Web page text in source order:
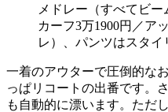
メドレー（すべてビ
カーフ3万1900円／ア
レ）、パンツはスタイ
一着のアウターで圧倒的な
っぱリコートの出番です。
も自動的に漂います。ただ